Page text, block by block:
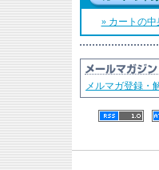
» カートの中
メルマガ登録・